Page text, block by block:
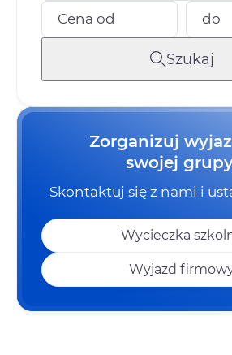
Cena od do
Szukaj
Zorganizuj
swojej
Skontaktuj się z nami i
Wycieczka
Wyjazd